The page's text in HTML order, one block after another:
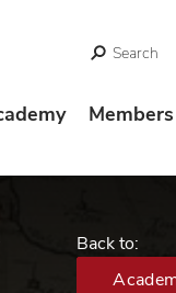
Search
Members
Back to: